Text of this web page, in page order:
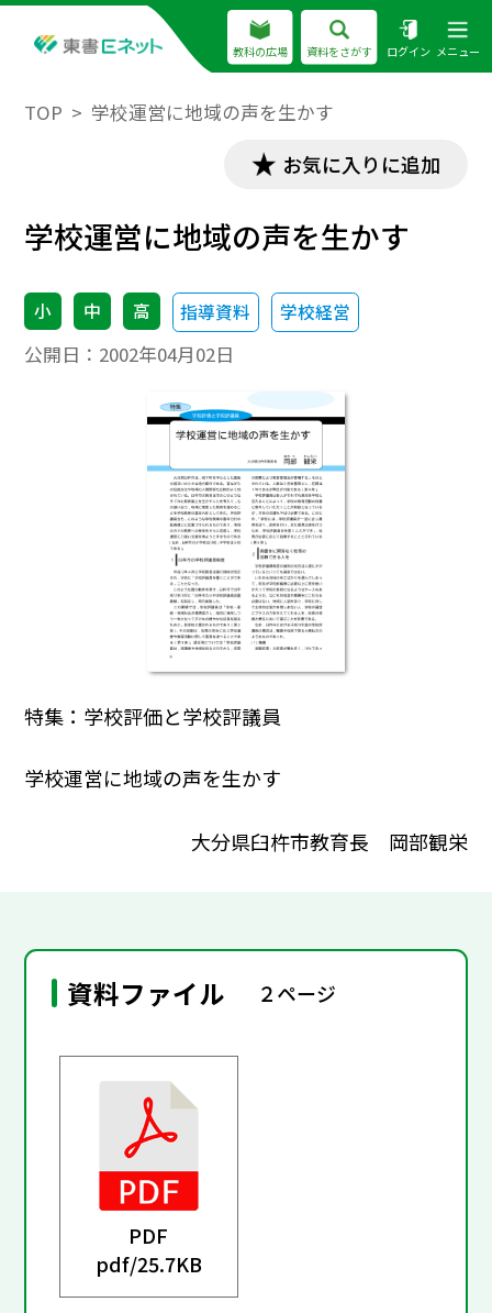
教科の広場 資料をさがす ログイン メニュー
TOP 学校運営に地域の声を生かす
お気に入りに追加
学校運営に地域の声を生かす
小 中 高 指導資料 学校経営
公開日： 2002年04月02日
特集：学校評価と学校評議員
学校運営に地域の声を生かす
大分県臼杵市教育長 岡部観栄
資料ファイル ２ページ
PDF
pdf/25.7KB